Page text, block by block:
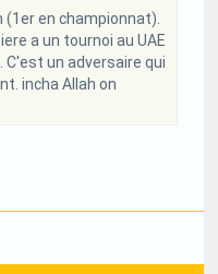
en championnat).
a un tournoi au UAE
C'est un adversaire qui
incha Allah on